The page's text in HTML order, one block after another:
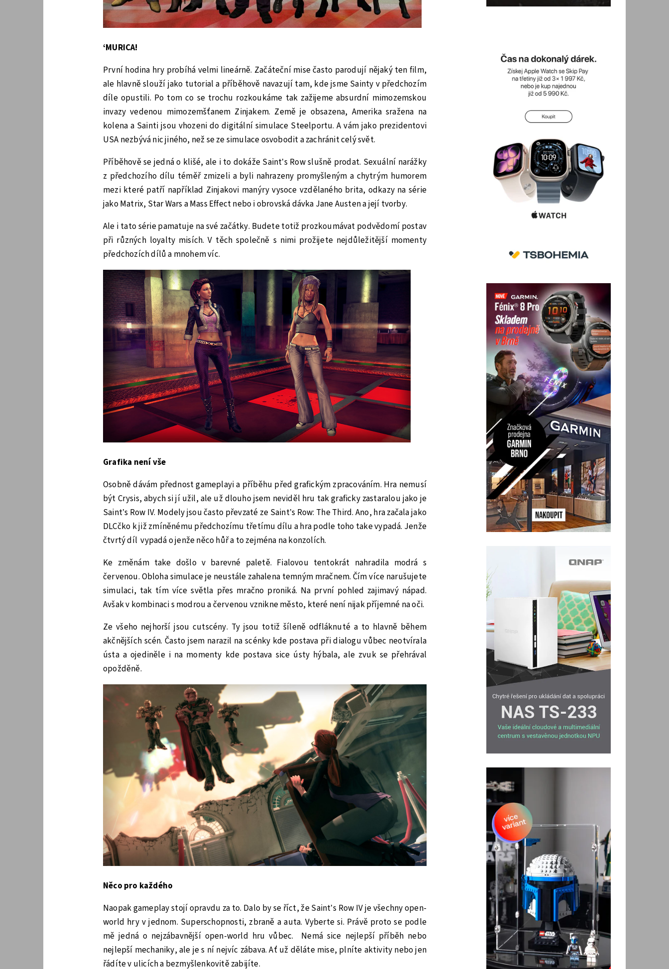
‘MURICA!
První hodina hry probíhá velmi lineárně. Začáteční mise často parodují nějaký ten film,
ale hlavně slouží jako tutorial a příběhově navazují tam, kde jsme Sainty v předchozím
díle opustili. Po tom co se trochu rozkoukáme tak zažijeme absurdní mimozemskou
invazy vedenou mimozemšťanem Zinjakem. Země je obsazena, Amerika sražena na
kolena a Sainti jsou vhozeni do digitální simulace Steelportu. A vám jako prezidentovi
USA nezbývá nic jiného, než se ze simulace osvobodit a zachránit celý svět.
Příběhově se jedná o klišé, ale i to dokáže Saint’s Row slušně prodat. Sexuální narážky
z předchozího dílu téměř zmizeli a byli nahrazeny promyšleným a chytrým humorem
mezi které patří například Zinjakovi manýry vysoce vzdělaného brita, odkazy na série
jako Matrix, Star Wars a Mass Effect nebo i obrovská dávka Jane Austen a její tvorby.
Ale i tato série pamatuje na své začátky. Budete totiž prozkoumávat podvědomí postav
při různých loyalty misích. V těch společně s nimi prožijete nejdůležitější momenty
předchozích dílů a mnohem víc.
Grafika není vše
Osobně dávám přednost gameplayi a příběhu před grafickým zpracováním. Hra nemusí
být Crysis, abych si jí užil, ale už dlouho jsem neviděl hru tak graficky zastaralou jako je
Saint’s Row IV. Modely jsou často převzaté ze Saint’s Row: The Third. Ano, hra začala jako
DLCčko k již zmíněnému předchozímu třetímu dílu a hra podle toho take vypadá. Jenže
čtvrtý díl vypadá o jenže něco hůř a to zejména na konzolích.
Ke změnám take došlo v barevné paletě. Fialovou tentokrát nahradila modrá s
červenou. Obloha simulace je neustále zahalena temným mračnem. Čím více narušujete
simulaci, tak tím více světla přes mračno proniká. Na první pohled zajimavý nápad.
Avšak v kombinaci s modrou a červenou vznikne město, které není nijak příjemné na oči.
Ze všeho nejhorší jsou cutscény. Ty jsou totiž šíleně odfláknuté a to hlavně během
akčnějších scén. Často jsem narazil na scénky kde postava při dialogu vůbec neotvírala
ústa a ojediněle i na momenty kde postava sice ústy hýbala, ale zvuk se přehrával
opožděně.
Něco pro každého
Naopak gameplay stojí opravdu za to. Dalo by se říct, že Saint’s Row IV je všechny open-
world hry v jednom. Superschopnosti, zbraně a auta. Vyberte si. Právě proto se podle
mě jedná o nejzábavnější open-world hru vůbec. Nemá sice nejlepší příběh nebo
nejlepší mechaniky, ale je s ní nejvíc zábava. Ať už děláte mise, plníte aktivity nebo jen
řádíte v ulicích a bezmyšlenkovitě zabijíte.